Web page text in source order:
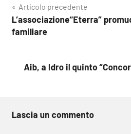
Navigazione
articoli
Articolo precedente
L’associazione“Eterra”
familiare
Aib, a Idro il quinto
Lascia un commento